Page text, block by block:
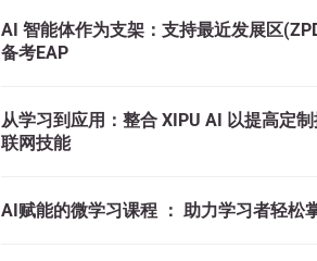
AI 智能体作为支架：支持最近发展区
备考EAP
从学习到应用：整合 XIPU AI 以提高定
联网技能
AI赋能的微学习课程 ： 助力学习者轻松